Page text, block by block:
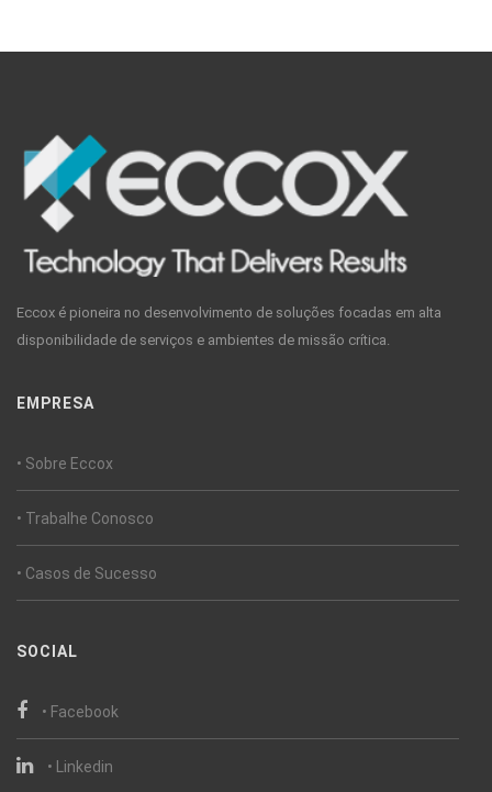
Eccox é pioneira no desenvolvimento de soluções focadas em alta
disponibilidade de serviços e ambientes de missão crítica.
EMPRESA
• Sobre Eccox
• Trabalhe Conosco
• Casos de Sucesso
SOCIAL
• Facebook
• Linkedin